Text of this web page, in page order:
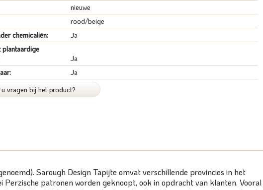
nieuwe
rood/beige
chemicaliën:
Ja
plantaardige
Ja
Ja
vragen bij het product?
Sarough Design Tapijte omvat verschillende provincies in het
Perzische patronen worden geknoopt, ook in opdracht van klanten. Vooral